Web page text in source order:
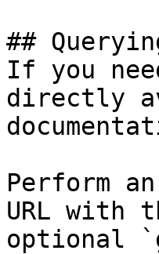
##
If you
directly
Perform
URL with
optional